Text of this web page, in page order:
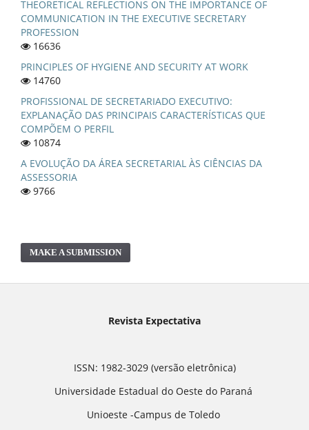
THEORETICAL REFLECTIONS ON THE IMPORTANCE OF
COMMUNICATION IN THE EXECUTIVE SECRETARY
PROFESSION
16636
PRINCIPLES OF HYGIENE AND SECURITY AT WORK
14760
PROFISSIONAL DE SECRETARIADO EXECUTIVO:
EXPLANAÇÃO DAS PRINCIPAIS CARACTERÍSTICAS QUE
COMPÕEM O PERFIL
10874
A EVOLUÇÃO DA ÁREA SECRETARIAL ÀS CIÊNCIAS DA
ASSESSORIA
9766
MAKE A SUBMISSION
Revista Expectativa
ISSN: 1982-3029 (versão eletrônica)
Universidade Estadual do Oeste do Paraná
Unioeste -Campus de Toledo